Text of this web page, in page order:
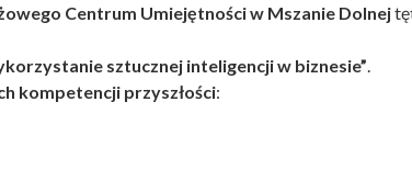
Centrum Umiejętności w Mszanie Dolnej
sztucznej inteligencji w biznesie”.
kompetencji przyszłości: